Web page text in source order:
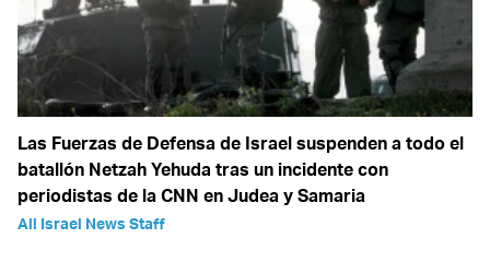
Las Fuerzas de Defensa de Israel suspenden a todo el
batallón Netzah Yehuda tras un incidente con
periodistas de la CNN en Judea y Samaria
All Israel News Staff